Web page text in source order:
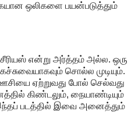
ஒலிகளை பயன்படுத்தும்
என்று அர்த்தம் அல்ல.‌ ஒரு
சொல்ல முடியும்.‌
ஏற்றுவது போல் செல்வது
கிண்டலும், நையாண்டியும்
படத்தில் இவை அனைத்தும்